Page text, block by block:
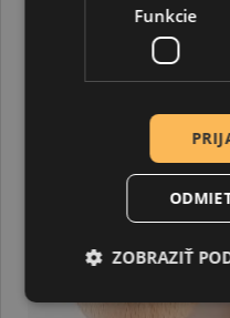
Funkcie
ZOBRAZIŤ